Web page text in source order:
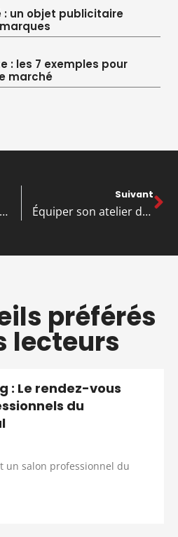
: un objet publicitaire
: les 7 exemples pour
marché
ZTNA vs VPN : quelle solution pour sécuriser vos objets connectés en entreprise ?
Suivant
Équiper son atelier de maréchal-ferrant : les erreurs à éviter
préférés
lecteurs
: Le rendez-vous
du
un salon professionnel du